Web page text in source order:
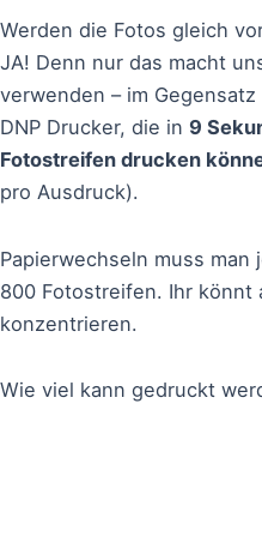
Werden die Fotos gleich
JA! Denn nur das macht
verwenden – im
DNP Drucker, die in 9
Fotostreifen drucken
pro Ausdruck).
Papierwechseln muss
800 Fotostreifen. Ihr könnt
konzentrieren.
Wie viel kann gedruckt